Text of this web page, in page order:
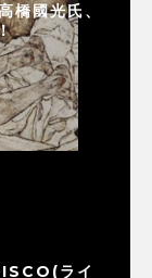
國光氏、
ライ